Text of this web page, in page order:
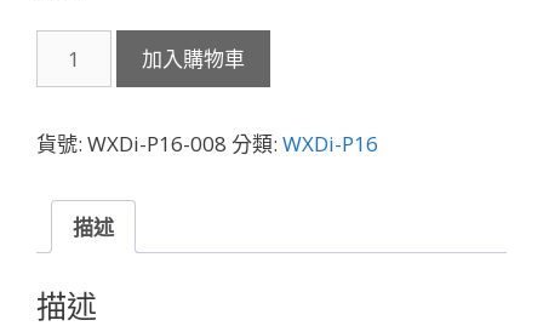
P16-
扉
俯
者
タ
ウ
加入購物車
貨號: WXDi-P16-008 分類: WXDi-P16
描述
描述